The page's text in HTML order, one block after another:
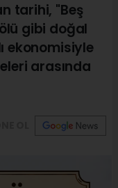
tarihi, "Beş
gibi doğal
ekonomisiyle
arasında